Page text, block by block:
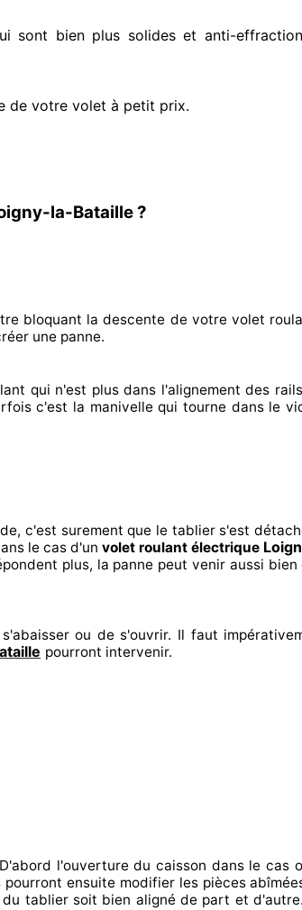
sont bien plus solideset anti-
de votre volet à petit prix.
la-Bataille ?
bloquant la descente de votre volet
une panne.
qui n'est plus dans l'alignement des
c'est la manivelle qui tourne dans le
c'est surement que le tablier s'est
le cas d'un volet roulant électrique
plus, la panne peut venir aussi
ou de s'ouvrir. Il faut
pourront intervenir.
l'ouverture du caisson dans le cas
pourront ensuite modifierles pièces
du tablier soit bien aligné de part et d'autre